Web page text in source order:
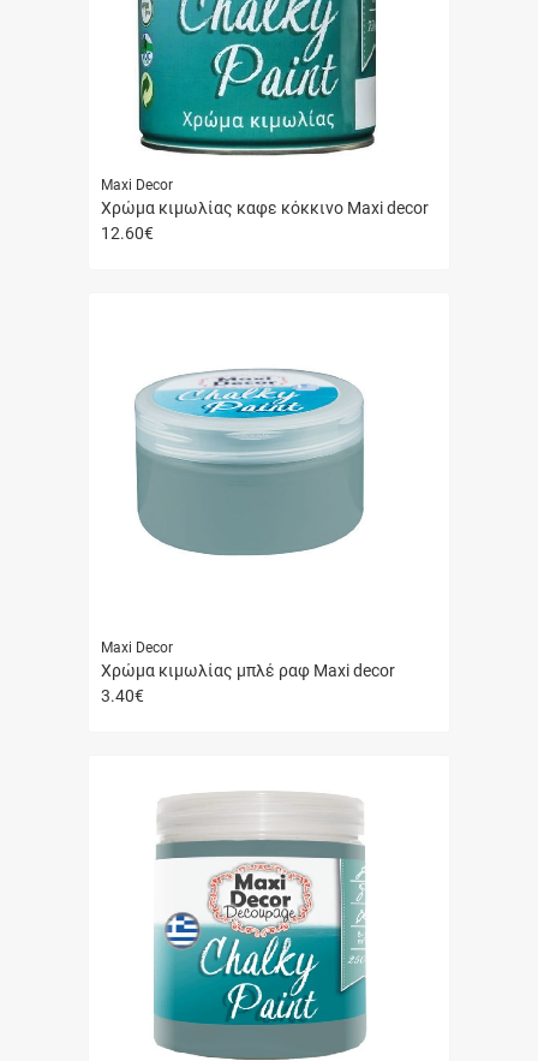
Maxi Decor
Χρώμα κιμωλίας καφε κόκκινο Maxi decor
12.60€
Maxi Decor
Χρώμα κιμωλίας μπλέ ραφ Maxi decor
3.40€